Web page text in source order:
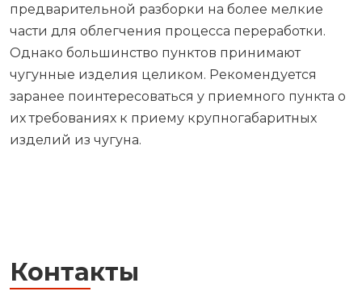
предварительной разборки на более мелкие
части для облегчения процесса переработки.
Однако большинство пунктов принимают
чугунные изделия целиком. Рекомендуется
заранее поинтересоваться у приемного пункта о
их требованиях к приему крупногабаритных
изделий из чугуна.
Контакты